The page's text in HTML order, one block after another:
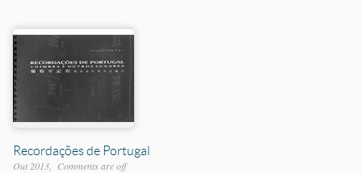
Recordações de Portugal
Out 2013 Comments are off